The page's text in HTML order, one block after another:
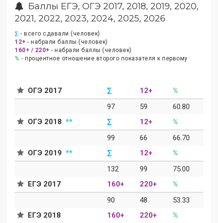
Баллы ЕГЭ, ОГЭ 2017, 2018, 2019, 2020,
2021, 2022, 2023, 2024, 2025, 2026
∑ - всего сдавали (человек)
12+ - набрали баллы (человек)
160+ / 220+ - набрали баллы (человек)
% - процентное отношение второго показателя к первому
ОГЭ 2017 ∑ 12+
%
97
59
60.80
ОГЭ 2018 ** ∑ 12+
%
99
66
66.70
ОГЭ 2019 ** ∑ 12+
%
132
99
75.00
ЕГЭ 2017
160+ 220+
%
90
48
53.33
ЕГЭ 2018
160+ 220+
%